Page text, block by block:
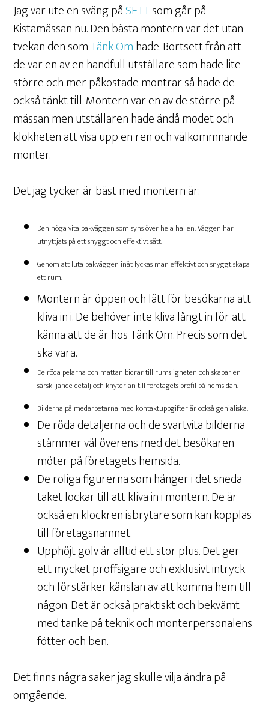
Jag var ute en sväng påSETTsom går på
Kistamässan nu. Den bästa montern var det utan
tvekan den somTänk Omhade. Bortsett från att
de var en av en handfull utställare som hade lite
större och mer påkostade montrar så hade de
också tänkt till. Montern var en av de större på
mässan men utställaren hade ändå modet och
klokheten att visa upp en ren och välkommnande
monter.
Det jag tycker är bäst med montern är:
Den höga vita bakväggen som syns över hela hallen. Väggen har
utnyttjats på ett snyggt och effektivt sätt.
Genom att luta bakväggen inåt lyckas man effektivt och snyggt skapa
ett rum.
Montern är öppen och lätt för besökarna att
kliva in i. De behöver inte kliva långt in för att
känna att de är hos Tänk Om. Precis som det
ska vara.
De röda pelarna och mattan bidrar till rumsligheten och skapar en
särskiljande detalj och knyter an till företagets profil på hemsidan.
Bilderna på medarbetarna med kontaktuppgifter är också genialiska.
De röda detaljerna och de svartvita bilderna
stämmer väl överens med det besökaren
möter på företagets hemsida.
De roliga figurerna som hänger i det sneda
taket lockar till att kliva in i montern. De är
också en klockren isbrytare som kan kopplas
till företagsnamnet.
Upphöjt golv är alltid ett stor plus. Det ger
ett mycket proffsigare och exklusivt intryck
och förstärker känslan av att komma hem till
någon. Det är också praktiskt och bekvämt
med tanke på teknik och monterpersonalens
fötter och ben.
Det finns några saker jag skulle vilja ändra på
omgående.